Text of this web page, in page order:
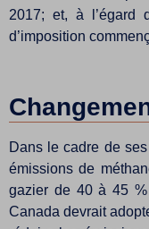
2017; et, à l’égard
d’imposition
Dans le cadre de
émissions de
gazier de 40 à 45
Canada devrait